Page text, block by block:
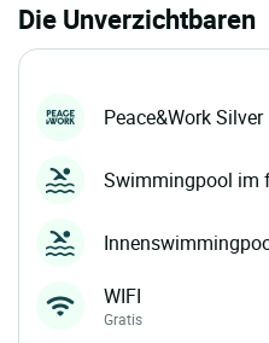
Die Unverzichtbaren
Peace&Work Silver
Swimmingpool im
WIFI
Gratis